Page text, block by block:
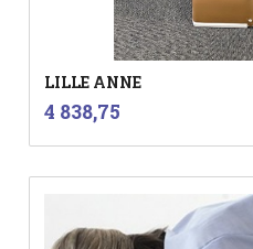
LILLE ANNE
Pris
4 838,75